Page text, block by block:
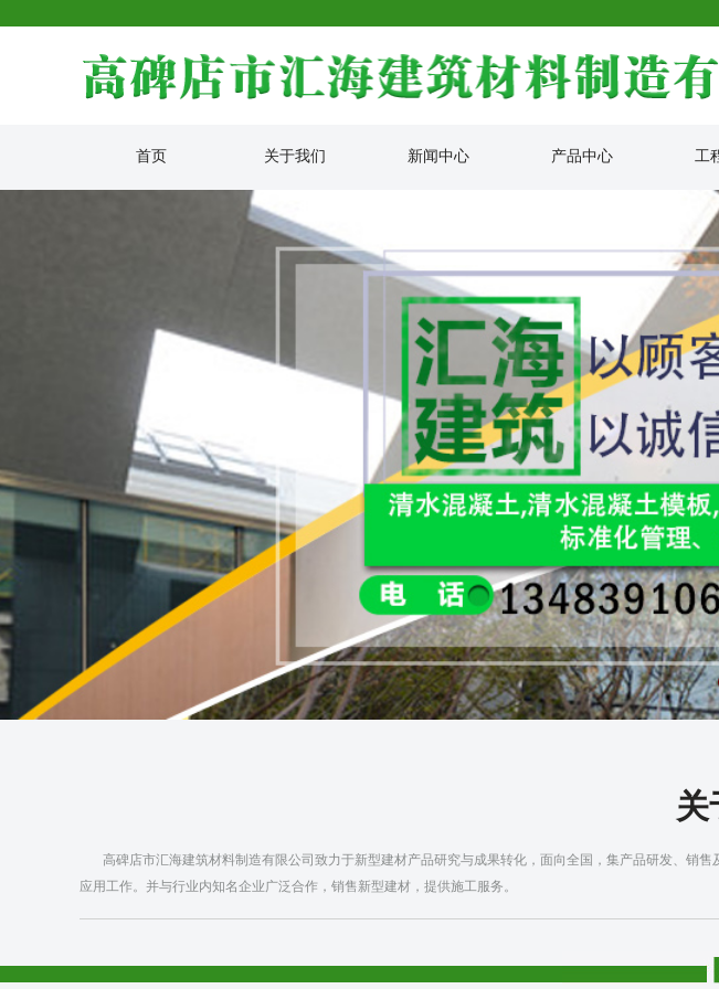
首页 关于我们 新闻中心 产品中心 工
关
高碑店市汇海建筑材料制造有限公司致力于新型建材产品研究与成果转化，面向全国，集产品研发、销
应用工作。并与行业内知名企业广泛合作，销售新型建材，提供施工服务。